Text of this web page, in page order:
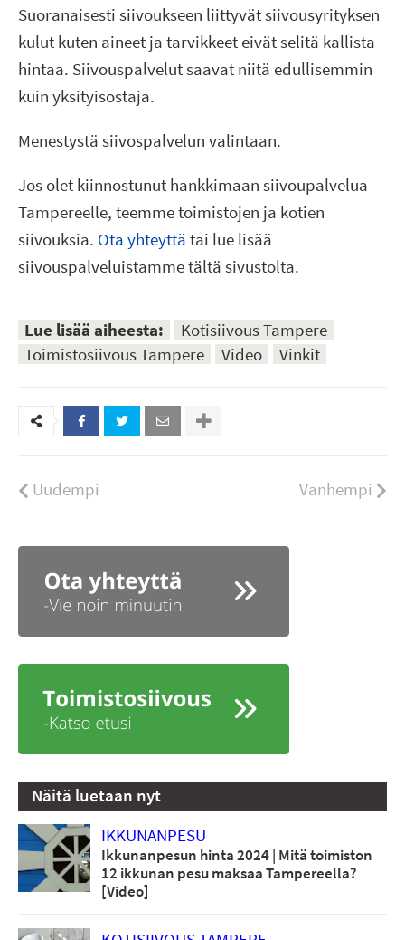
Suoranaisesti siivoukseen liittyvät siivousyrityksen
kulut kuten aineet ja tarvikkeet eivät selitä kallista
hintaa. Siivouspalvelut saavat niitä edullisemmin
kuin yksityisostaja.
Menestystä siivospalvelun valintaan.
Jos olet kiinnostunut hankkimaan siivoupalvelua
Tampereelle, teemme toimistojen ja kotien
siivouksia. Ota yhteyttä tai lue lisää
siivouspalveluistamme tältä sivustolta.
Lue lisää aiheesta:
Kotisiivous Tampere
Toimistosiivous Tampere
Video Vinkit
Uudempi Vanhempi
Näitä luetaan nyt
IKKUNANPESU
Ikkunanpesun hinta 2024 | Mitä toimiston
12 ikkunan pesu maksaa Tampereella?
[Video]